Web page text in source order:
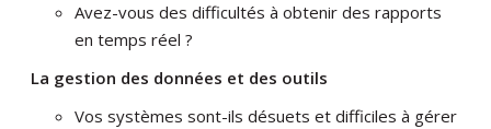
Avez-vous des difficultés à obtenir des rapports
en temps réel ?
La gestion des données et des outils
Vos systèmes sont-ils désuets et difficiles à gérer